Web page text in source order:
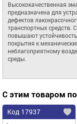
Высококачественная
предназначена для
дефектов
транспортных средств.
повышают
покрытия к
неблагоприятному
среды.
С этим товаром
Код 17937